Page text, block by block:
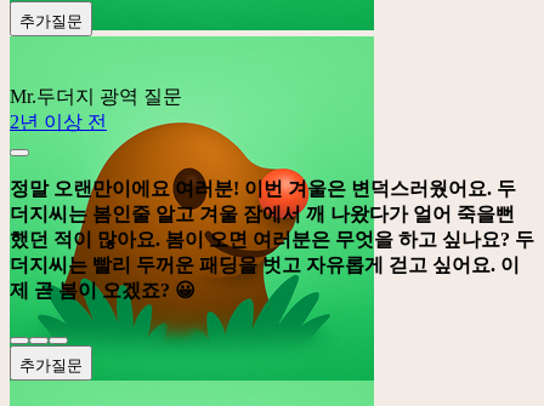
추가질문
Mr.두더지
광역 질문
2년 이상 전
정말 오랜만이에요 여러분! 이번 겨울은 변덕스러웠어요. 두
더지씨는 봄인줄 알고 겨울 잠에서 깨 나왔다가 얼어 죽을뻔
했던 적이 많아요. 봄이 오면 여러분은 무엇을 하고 싶나요? 두
더지씨는 빨리 두꺼운 패딩을 벗고 자유롭게 걷고 싶어요. 이
제 곧 봄이 오겠죠? 😀
추가질문